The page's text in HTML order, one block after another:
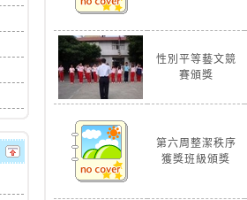
性別平等藝文競
賽頒獎
第六周整潔秩序
獲獎班級頒獎